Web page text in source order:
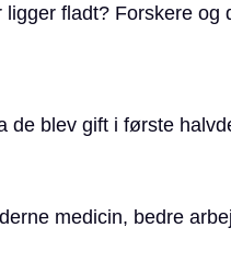
fladt? Forskere og
blev gift i første
medicin, bedre